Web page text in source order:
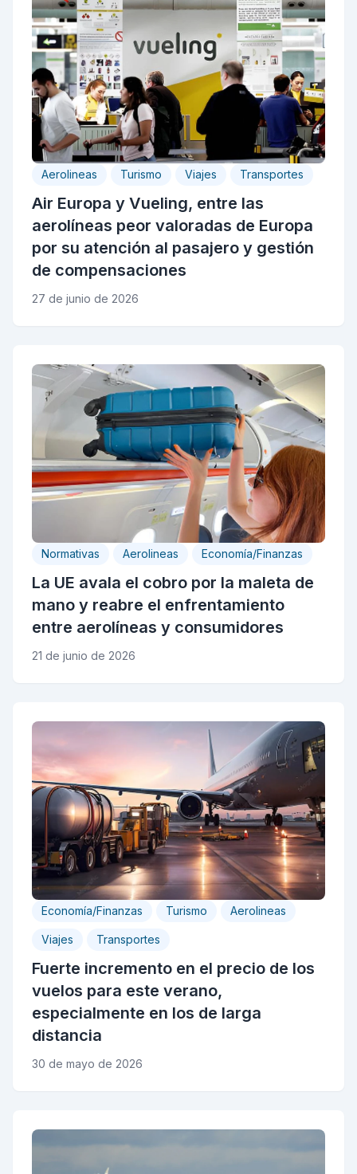
Aerolineas Turismo Viajes Transportes
Air Europa y Vueling, entre las
aerolíneas peor valoradas de Europa
por su atención al pasajero y gestión
de compensaciones
27 de junio de 2026
Normativas Aerolineas Economía/Finanzas
La UE avala el cobro por la maleta de
mano y reabre el enfrentamiento
entre aerolíneas y consumidores
21 de junio de 2026
Economía/Finanzas Turismo Aerolineas
Viajes Transportes
Fuerte incremento en el precio de los
vuelos para este verano,
especialmente en los de larga
distancia
30 de mayo de 2026